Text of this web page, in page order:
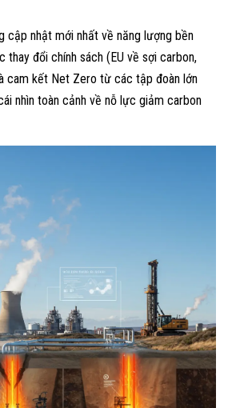
cập nhật mới nhất về năng lượng bền
thay đổi chính sách (EU về sợi carbon,
cam kết Net Zero từ các tập đoàn lớn
nhìn toàn cảnh về nỗ lực giảm carbon